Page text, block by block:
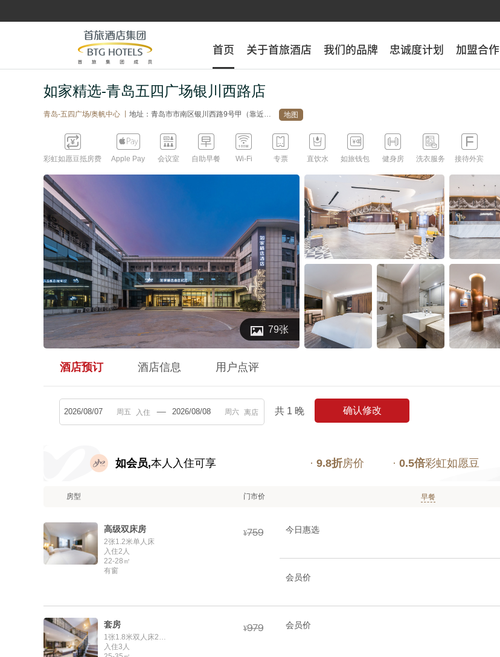
首页 关于首旅酒店 我们的品牌 忠诚度计划 加盟合作
首页 关于首旅酒店 我们的品牌 忠诚度计划 加盟合作
如家精选-青岛五四广场银川西路店
青岛-五四广场/奥帆中心 丨 地址：青岛市市南区银川西路9号甲（靠近银川西路/宁德路；动漫产业园/市南软件园） 地图

彩虹如愿豆抵房费

Apple Pay

会议室

自助早餐

Wi-Fi

专票

直饮水

如旅钱包

健身房

洗衣服务

接待外宾
 79张
酒店预订 酒店信息 用户点评
入住 离店 共 1 晚 确认修改
如会员,本人入住可享 · 9.8折房价 · 0.5倍彩虹如愿豆
房型 门市价 早餐
高级双床房
2张1.2米单人床
入住2人
22-28㎡
有窗
¥ 今日惠选
会员价
套房
1张1.8米双人床2张1.2米单人床
入住3人
¥ 会员价